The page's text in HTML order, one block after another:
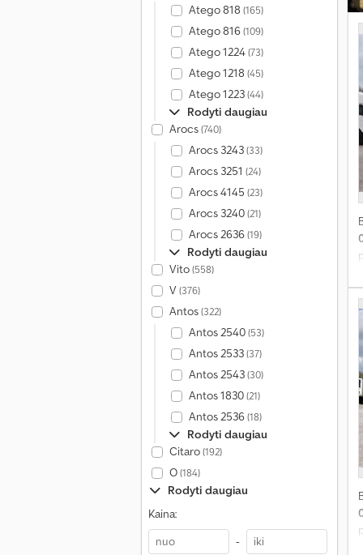
Atego 818 (165)
Atego 816(109)
Atego 1224(73)
Atego 1218 (45)
Atego 1223(44)
Rodyti daugiau
Arocs(740)
Arocs 3243(33)
Arocs 3251 (24)
Arocs 4145 (23)
Arocs 3240(21)
Arocs 2636(19)
Rodyti daugiau
Vito(558)
V(376)
Antos(322)
Antos 2540(53)
Antos 2533(37)
Antos 2543(30)
Antos 1830(21)
Antos 2536(18)
Rodyti daugiau
Citaro(192)
O(184)
Rodyti daugiau
Kaina:
-